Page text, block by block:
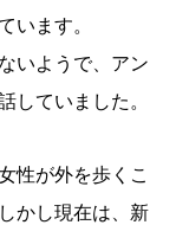
います。
いようで、アン
していました。
性が外を歩くこ
かし現在は、新